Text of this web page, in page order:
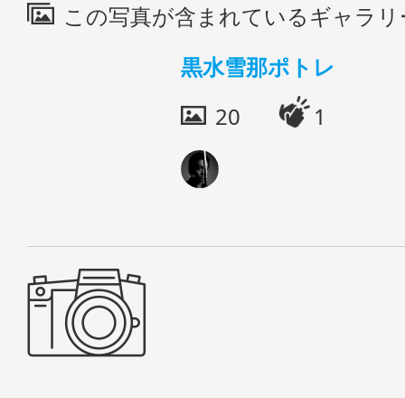
この写真が含まれているギャラリ
黒水雪那ポトレ
20
1